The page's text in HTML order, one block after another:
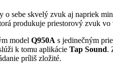
o sebe skvelý zvuk aj napriek
produkuje priestorový zvuk
model Q950A s jedinečným
k tomu aplikácie Tap Sound.
príliš zložité.